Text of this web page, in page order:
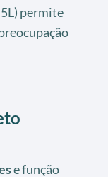
permite
e função